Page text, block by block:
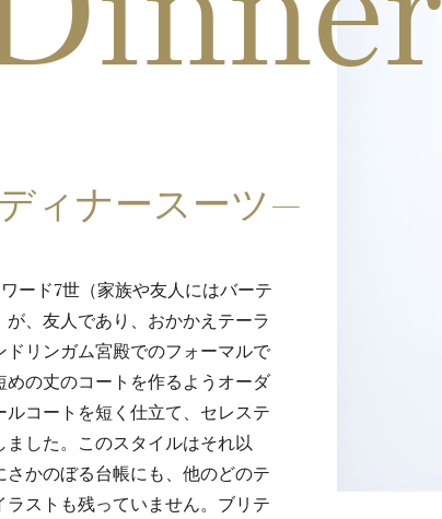
ィナースーツ—
ード7世（家族や友人にはバーテ
、友人であり、おかかえテーラ
リンガム宮殿でのフォーマルで
の丈のコートを作るようオーダ
コートを短く仕立て、セレステ
した。このスタイルはそれ以
かのぼる台帳にも、他のどのテ
ストも残っていません。ブリテ